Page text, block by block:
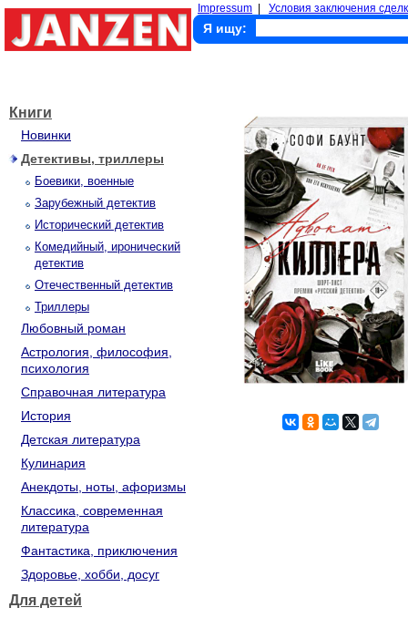
Impressum Условия заключения
Я ищу:
Книги
Новинки
Детективы, триллеры
Боевики, военные
Зарубежный детектив
Исторический детектив
Комедийный, иронический
детектив
Отечественный детектив
Триллеры
Любовный роман
Астрология, философия,
психология
Справочная литература
История
Детская литература
Кулинария
Анекдоты, ноты, афоризмы
Классика, современная
литература
Фантастика, приключения
Здоровье, хобби, досуг
Для детей